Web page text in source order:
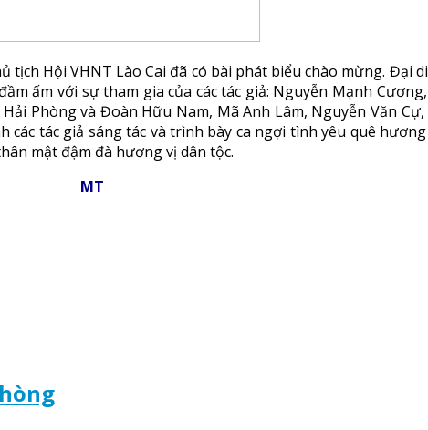
tịch Hội VHNT Lào Cai đã có bài phát biểu chào mừng.
ấm với sự tham gia của các tác giả: Nguyễn Mạnh
Phòng và Đoàn Hữu Nam, Mã Anh Lâm, Nguyễn Văn
tác giả sáng tác và trình bày ca ngợi tình yêu quê
mật đậm đà hương vị dân tộc.
MT